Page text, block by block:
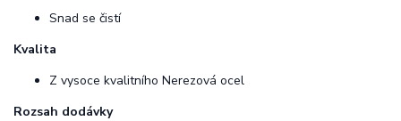
Snad se čistí
Kvalita
Z vysoce kvalitního Nerezová ocel
Rozsah dodávky